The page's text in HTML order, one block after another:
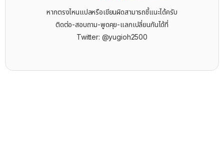
หากตรงไหนแปลหรือเขียนผิดสามารถชี้แนะได้ครับ
ติดต่อ-สอบถาม-พูดคุย-แลกเปลี่ยนกันได้ที่
Twitter: @yugioh2500